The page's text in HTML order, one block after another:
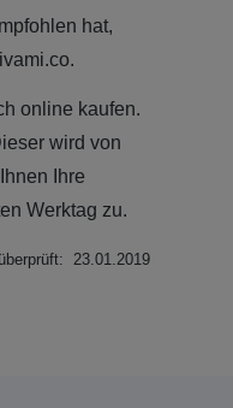
hat,
online kaufen.
wird von
Ihre
Werktag zu.
23.01.2019